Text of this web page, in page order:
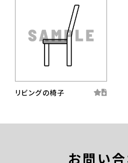
リビングの椅子
お問い